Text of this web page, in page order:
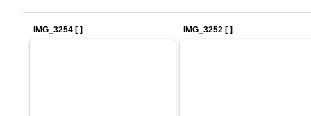
IMG_3254 [ ] IMG_3252 [ ]